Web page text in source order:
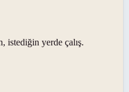
istediğin yerde çalış.